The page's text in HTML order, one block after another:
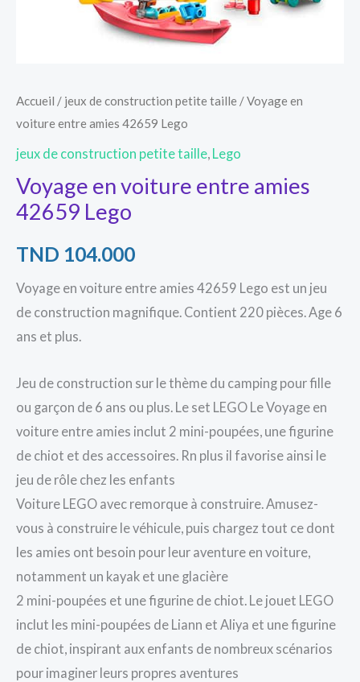
Accueil / jeux de construction petite taille / Voyage en
voiture entre amies 42659 Lego
jeux de construction petite taille Lego
Voyage en voiture entre amies
42659 Lego
TND 104.000
Voyage en voiture entre amies 42659 Lego est un jeu
de construction magnifique. Contient 220 pièces. Age 6
ans et plus.
Jeu de construction sur le thème du camping pour fille
ou garçon de 6 ans ou plus. Le set LEGO Le Voyage en
voiture entre amies inclut 2 mini-poupées, une figurine
de chiot et des accessoires. Rn plus il favorise ainsi le
jeu de rôle chez les enfants
Voiture LEGO avec remorque à construire. Amusez-
vous à construire le véhicule, puis chargez tout ce dont
les amies ont besoin pour leur aventure en voiture,
notamment un kayak et une glacière
2 mini-poupées et une figurine de chiot. Le jouet LEGO
inclut les mini-poupées de Liann et Aliya et une figurine
de chiot, inspirant aux enfants de nombreux scénarios
pour imaginer leurs propres aventures